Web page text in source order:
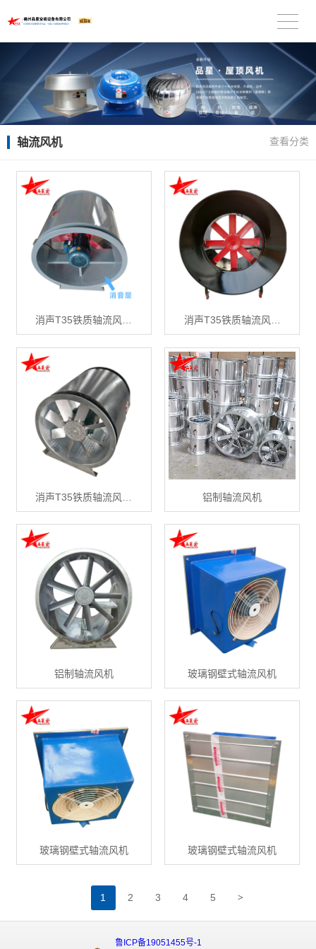
轴流风机 查看分类
消声T35铁质轴流风… 消声T35铁质轴流风…
消声T35铁质轴流风… 铝制轴流风机
铝制轴流风机 玻璃钢壁式轴流风机
玻璃钢壁式轴流风机 玻璃钢壁式轴流风机
1 2 3 4 5 >
鲁ICP备19051455号-1